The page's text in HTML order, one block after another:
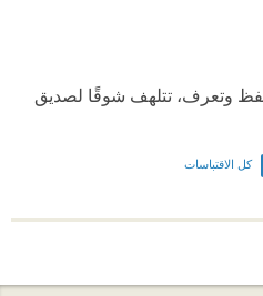
وتعرف، تتلهف شوقًا لصديق
كل الاقتباسات